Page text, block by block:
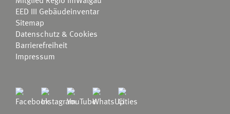
EED III Gebäudeinventar
Sitemap
Datenschutz & Cookies
Barrierefreiheit
Impressum